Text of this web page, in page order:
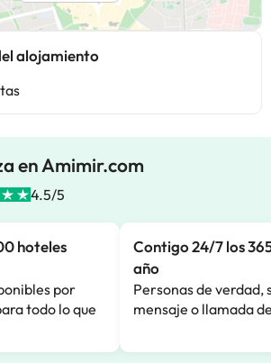
alojamiento
en Amimir.com
4.5/5
hoteles
por
todo lo que
Contigo 24/7 los
año
Personas de verdad,
mensaje o llamada